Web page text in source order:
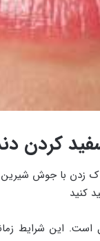
کردن
زدن با جوش
کنید
است. این شرایط